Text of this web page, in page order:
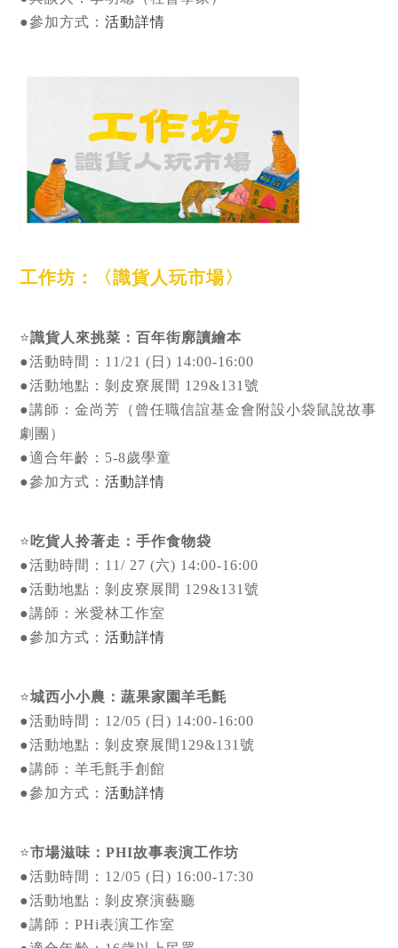
●參加方式：活動詳情
工作坊：〈識貨人玩市場〉
⭐識貨人來挑菜：百年街廓讀繪本
●活動時間：11/21 (日) 14:00-16:00
●活動地點：剝皮寮展間 129&131號
●講師：金尚芳（曾任職信誼基金會附設小袋鼠說故事
劇團）
●適合年齡：5-8歲學童
●參加方式：活動詳情
⭐ 吃貨人拎著走：手作食物袋
●活動時間：11/ 27 (六) 14:00-16:00
●活動地點：剝皮寮展間 129&131號
●講師：米愛林工作室
●參加方式：活動詳情
⭐城西小小農：蔬果家園羊毛氈
●活動時間：12/05 (日) 14:00-16:00
●活動地點：剝皮寮展間129&131號
●講師：羊毛氈手創館
●參加方式：活動詳情
⭐市場滋味：PHI故事表演工作坊
●活動時間：12/05 (日) 16:00-17:30
●活動地點：剝皮寮演藝廳
●講師：PHi表演工作室